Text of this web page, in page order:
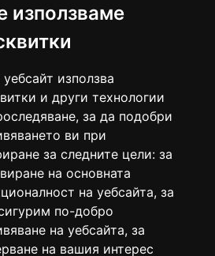
използваме
използва
и други технологии
за да подобри
ви при
за следните цели: за
на основната
на уебсайта, за
по-добро
на уебсайта, за
на вашия интерес
43